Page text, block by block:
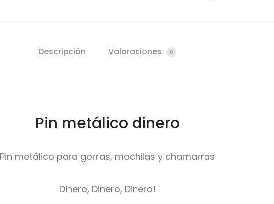
Descripción Valoraciones 0
Pin metálico dinero
Pin metálico para gorras, mochilas y chamarras
Dinero, Dinero, Dinero!